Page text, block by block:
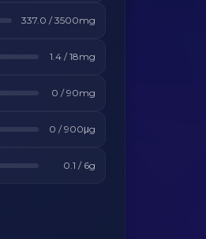
337.0 /3500mg
1.4 /18mg
0 /90mg
0 /900μg
0.1 / 6g